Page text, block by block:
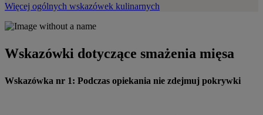
Więcej ogólnych wskazówek kulinarnych
Wskazówki dotyczące smażenia mięsa
Wskazówka nr 1: Podczas opiekania nie zdejmuj pokrywki